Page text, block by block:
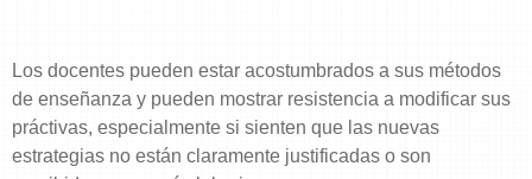
Los docentes pueden estar acostumbrados a sus métodos
de enseñanza y pueden mostrar resistencia a modificar sus
práctivas, especialmente si sienten que las nuevas
estrategias no están claramente justificadas o son